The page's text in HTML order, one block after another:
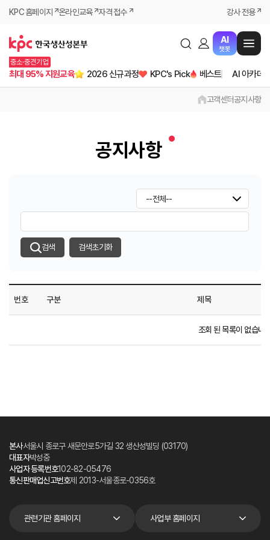
KPC 홈페이지 온라인교육 자격 접수 강사 전용
AI
챗봇
중소·중견기업
최대 95% 지원교육 2026 신규과정 KPC's Pick 베스트 AI 아카데
고객센터공지사항
공지사항
검색 검색초기화
번호 구분 제목
조회 된 목록이 없습니
본사서울시 종로구 새문안로5가길 32 생산성빌딩 (03170)
대표자박성중
사업자 등록번호102-82-05476
통신판매업신고번호제 2013-서울종로-0356호
관련기관 홈페이지 사업부 홈페이지